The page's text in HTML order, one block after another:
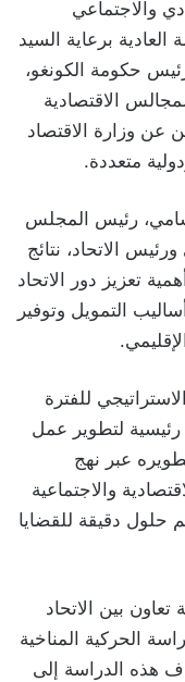
والاجتماعي
العادية برعاية السيد
حكومة الكونغو،
المجالس الاقتصادية
عن وزارة الاقتصاد
متعددة.
رئيس المجلس
الاتحاد، نتائج
تعزيز دور الاتحاد
التمويل وتوفير
للفترة
رئيسية لتطوير عمل
عبر نهج
والاجتماعية
حلول دقيقة للقضايا
بين الاتحاد
الحركية المناخية
هذه الدراسة إلى